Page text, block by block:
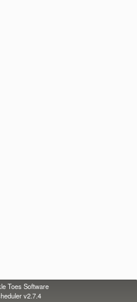
Toes Software
v2.7.4